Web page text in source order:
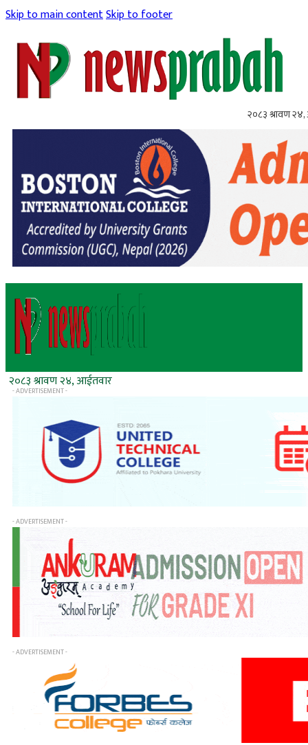
Skip to main contentSkip to footer
२०८३ श्रावण
२०८३ श्रावण २४, आईतवार
- ADVERTISEMENT -
- ADVERTISEMENT -
- ADVERTISEMENT -